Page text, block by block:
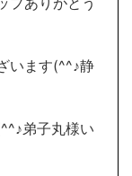
います(^^♪静
弟子丸様い